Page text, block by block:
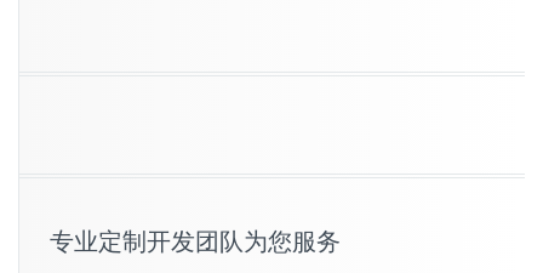
专业定制开发团队为您服务